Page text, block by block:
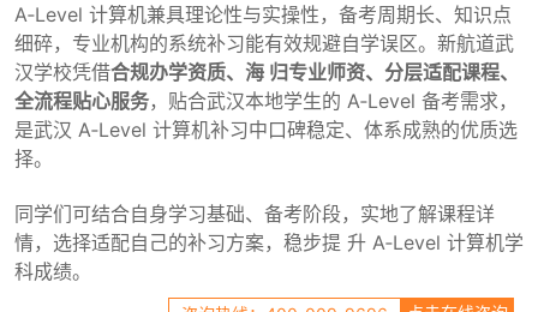
A‑Level 计算机兼具理论性与实操性，备考周期长、知识点
细碎，专业机构的系统补习能有效规避自学误区。新航道武
汉学校凭借合规办学资质、海 归专业师资、分层适配课程、
全流程贴心服务，贴合武汉本地学生的 A‑Level 备考需求，
是武汉 A‑Level 计算机补习中口碑稳定、体系成熟的优质选
择。
同学们可结合自身学习基础、备考阶段，实地了解课程详
情，选择适配自己的补习方案，稳步提 升 A‑Level 计算机学
科成绩。